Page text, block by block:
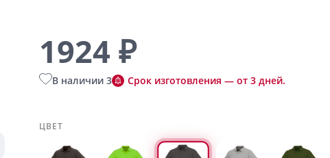
1924 ₽
В наличии 3 Срок изготовления — от 3 дней.
ЦВЕТ